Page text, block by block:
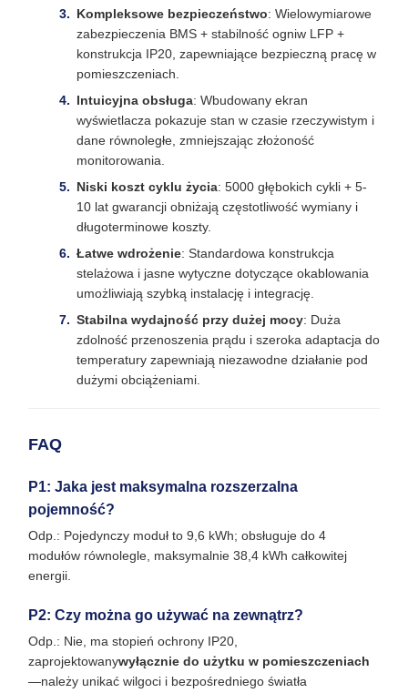
Kompleksowe bezpieczeństwo: Wielowymiarowe
zabezpieczenia BMS + stabilność ogniw LFP +
konstrukcja IP20, zapewniające bezpieczną pracę w
pomieszczeniach.
Intuicyjna obsługa: Wbudowany ekran
wyświetlacza pokazuje stan w czasie rzeczywistym i
dane równoległe, zmniejszając złożoność
monitorowania.
Niski koszt cyklu życia: 5000 głębokich cykli + 5-
10 lat gwarancji obniżają częstotliwość wymiany i
długoterminowe koszty.
Łatwe wdrożenie: Standardowa konstrukcja
stelażowa i jasne wytyczne dotyczące okablowania
umożliwiają szybką instalację i integrację.
Stabilna wydajność przy dużej mocy: Duża
zdolność przenoszenia prądu i szeroka adaptacja do
temperatury zapewniają niezawodne działanie pod
dużymi obciążeniami.
FAQ
P1: Jaka jest maksymalna rozszerzalna
pojemność?
Odp.: Pojedynczy moduł to 9,6 kWh; obsługuje do 4
modułów równolegle, maksymalnie 38,4 kWh całkowitej
energii.
P2: Czy można go używać na zewnątrz?
Odp.: Nie, ma stopień ochrony IP20,
zaprojektowanywyłącznie do użytku w pomieszczeniach
—należy unikać wilgoci i bezpośredniego światła